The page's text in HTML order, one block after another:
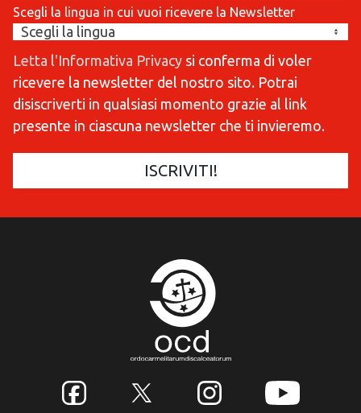
Scegli la lingua in cui vuoi ricevere la Newsletter
Letta l'Informativa Privacy si conferma di voler
ricevere la newsletter del nostro sito. Potrai
disiscriverti in qualsiasi momento grazie al link
presente in ciascuna newsletter che ti invieremo.